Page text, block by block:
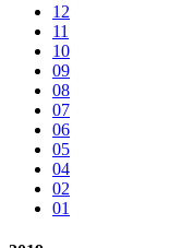
12
11
10
09
08
07
06
05
04
02
01